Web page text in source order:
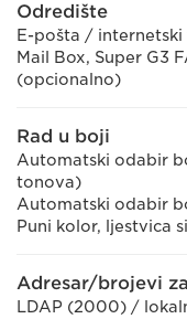
Odredište
E-pošta / internetski
Mail Box, Super G3
(opcionalno)
Rad u boji
Automatski odabir
tonova)
Automatski odabir
Puni kolor, ljestvica
Adresar/brojevi
LDAP (2000) /